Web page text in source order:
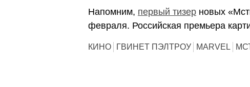
Напомним, первый тизер новых
февраля. Российская премьера
КИНО ГВИНЕТ ПЭЛТРОУ MARVEL